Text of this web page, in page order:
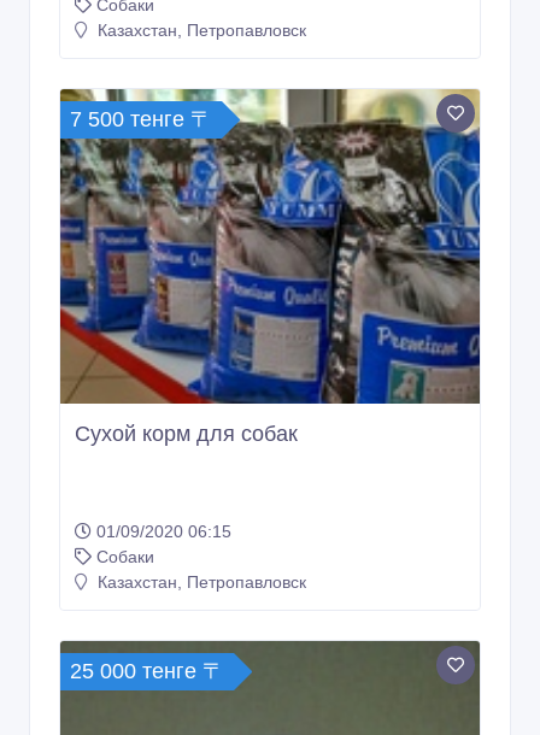
Собаки
Казахстан, Петропавловск
7 500 тенге 〒
Сухой корм для собак
01/09/2020 06:15
Собаки
Казахстан, Петропавловск
25 000 тенге 〒